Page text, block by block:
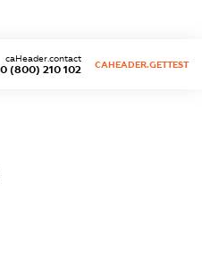
0 (800) 210 102
caHeader.contact
CAHEADER.GETTEST